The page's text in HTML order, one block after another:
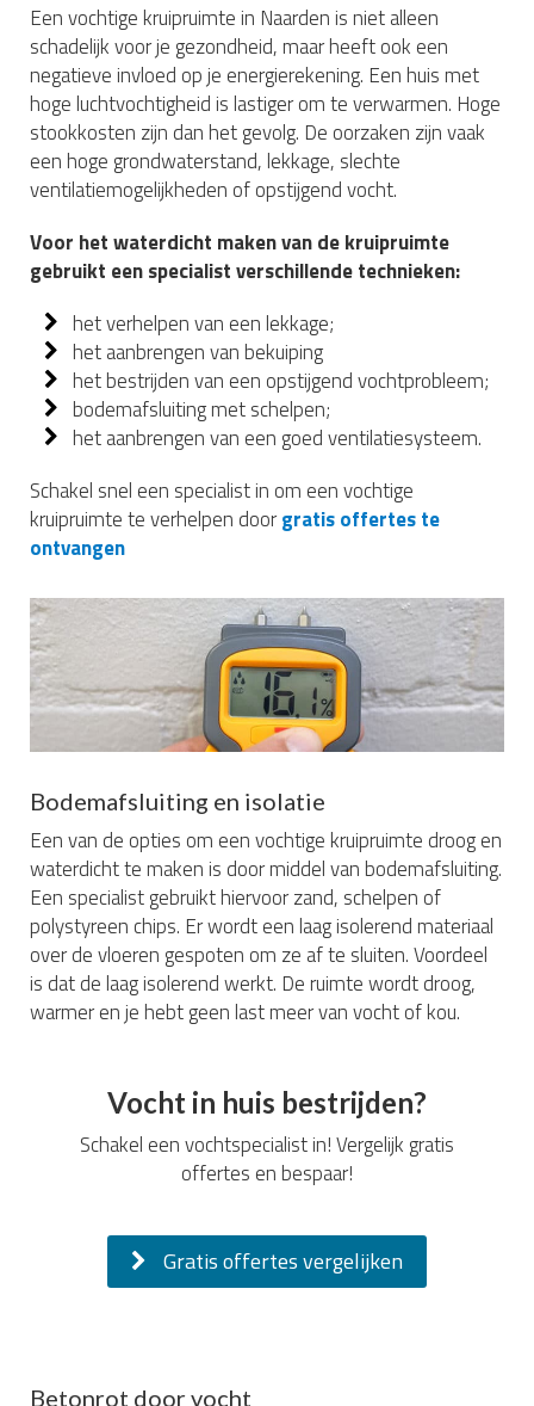
Een vochtige kruipruimte in Naarden is niet alleen
schadelijk voor je gezondheid, maar heeft ook een
negatieve invloed op je energierekening. Een huis met
hoge luchtvochtigheid is lastiger om te verwarmen. Hoge
stookkosten zijn dan het gevolg. De oorzaken zijn vaak
een hoge grondwaterstand, lekkage, slechte
ventilatiemogelijkheden of opstijgend vocht.
Voor het waterdicht maken van de kruipruimte
gebruikt een specialist verschillende technieken:
het verhelpen van een lekkage;
het aanbrengen van bekuiping
het bestrijden van een opstijgend vochtprobleem;
bodemafsluiting met schelpen;
het aanbrengen van een goed ventilatiesysteem.
Schakel snel een specialist in om een vochtige
kruipruimte te verhelpen doorgratis offertes te
ontvangen
Bodemafsluiting en isolatie
Een van de opties om een vochtige kruipruimte droog en
waterdicht te maken is door middel van bodemafsluiting.
Een specialist gebruikt hiervoor zand, schelpen of
polystyreen chips. Er wordt een laag isolerend materiaal
over de vloeren gespoten om ze af te sluiten. Voordeel
is dat de laag isolerend werkt. De ruimte wordt droog,
warmer en je hebt geen last meer van vocht of kou.
Vocht in huis bestrijden?
Schakel een vochtspecialist in! Vergelijk gratis
offertes en bespaar!
Gratis offertes vergelijken
Betonrot door vocht